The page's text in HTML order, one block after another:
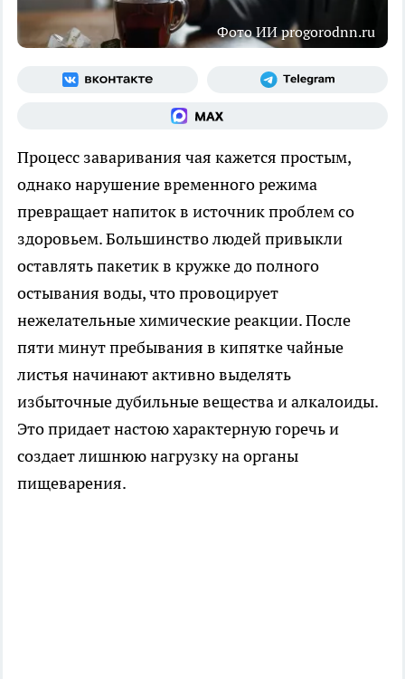
Фото ИИ progorodnn.ru
Процесс заваривания чая кажется простым,
однако нарушение временного режима
превращает напиток в источник проблем со
здоровьем. Большинство людей привыкли
оставлять пакетик в кружке до полного
остывания воды, что провоцирует
нежелательные химические реакции. После
пяти минут пребывания в кипятке чайные
листья начинают активно выделять
избыточные дубильные вещества и алкалоиды.
Это придает настою характерную горечь и
создает лишнюю нагрузку на органы
пищеварения.